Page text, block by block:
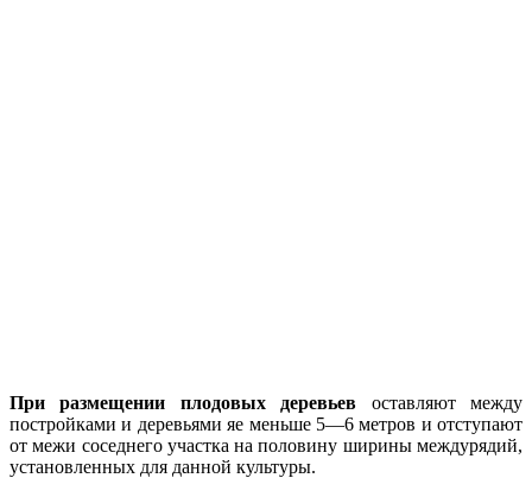
При размещении плодовых деревьев оставляют между
постройками и деревьями яе меньше 5—6 метров и отступают
от ме­жи соседнего участка на половину ширины междурядий,
установленных для данной культуры.